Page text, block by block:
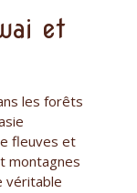
et
les forêts
fleuves et
montagnes
véritable